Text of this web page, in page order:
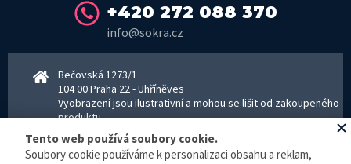
+420 272 088 370
info@sokra.cz
Bečovská 1273/1
104 00 Praha 22 - Uhříněves
Vyobrazení jsou ilustrativní a mohou se lišit od zakoupeného
produktu.
www.sokra.cz│www.haier-klimatizace.cz
Tento web používá soubory cookie.
Soubory cookie používáme k personalizaci obsahu a reklam,